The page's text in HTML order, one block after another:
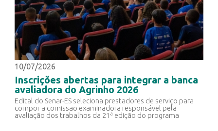
10/07/2026
Inscrições abertas para integrar a banca
avaliadora do Agrinho 2026
Edital do Senar-ES seleciona prestadores de serviço para
compor a comissão examinadora responsável pela
avaliação dos trabalhos da 21ª edição do programa